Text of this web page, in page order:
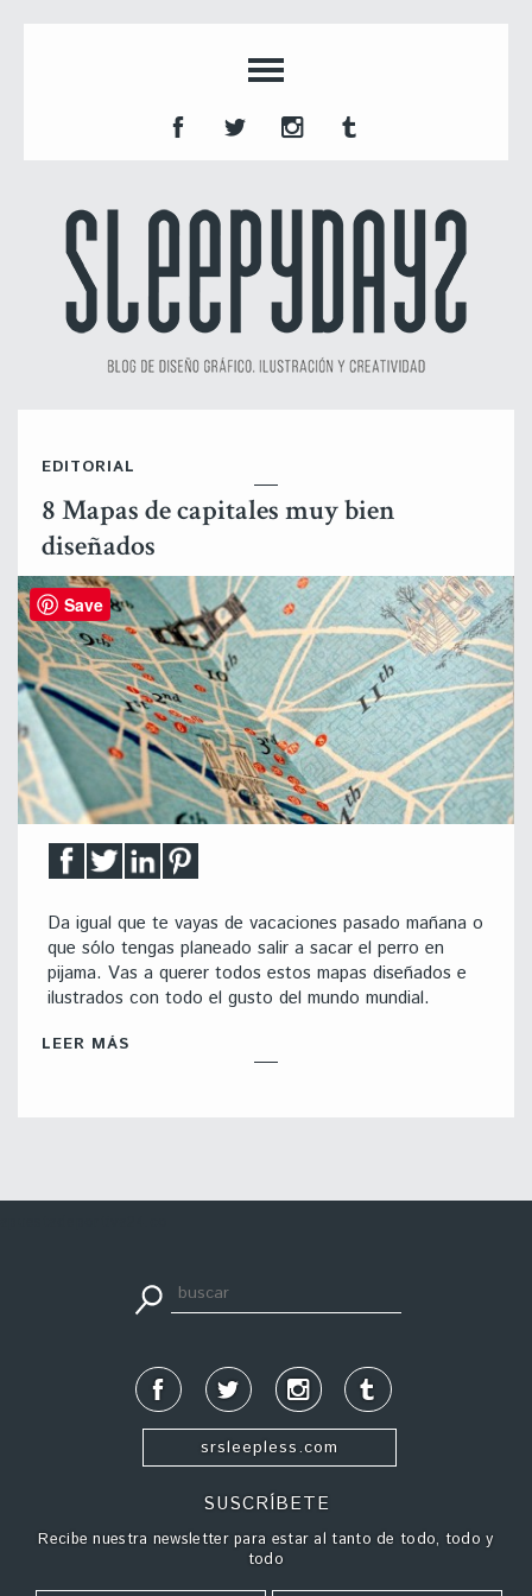
EDITORIAL
8 Mapas de capitales muy bien
diseñados
Da igual que te vayas de vacaciones pasado mañana o
que sólo tengas planeado salir a sacar el perro en
pijama. Vas a querer todos estos mapas diseñados e
ilustrados con todo el gusto del mundo mundial.
LEER MÁS
srsleepless.com
SUSCRÍBETE
Recibe nuestra newsletter para estar al tanto de todo, todo y
todo
Save